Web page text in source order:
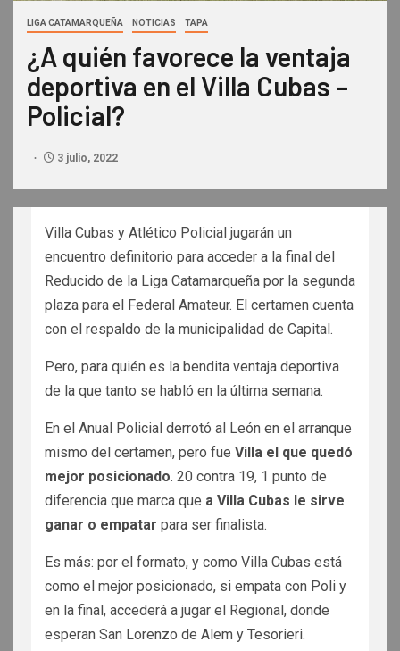
LIGA CATAMARQUEÑA NOTICIAS TAPA
¿A quién favorece la ventaja
deportiva en el Villa Cubas –
Policial?
3 julio, 2022
Villa Cubas y Atlético Policial jugarán un
encuentro definitorio para acceder a la final del
Reducido de la Liga Catamarqueña por la segunda
plaza para el Federal Amateur. El certamen cuenta
con el respaldo de la municipalidad de Capital.
Pero, para quién es la bendita ventaja deportiva
de la que tanto se habló en la última semana.
En el Anual Policial derrotó al León en el arranque
mismo del certamen, pero fue Villa el que quedó
mejor posicionado. 20 contra 19, 1 punto de
diferencia que marca que a Villa Cubas le sirve
ganar o empatar para ser finalista.
Es más: por el formato, y como Villa Cubas está
como el mejor posicionado, si empata con Poli y
en la final, accederá a jugar el Regional, donde
esperan San Lorenzo de Alem y Tesorieri.